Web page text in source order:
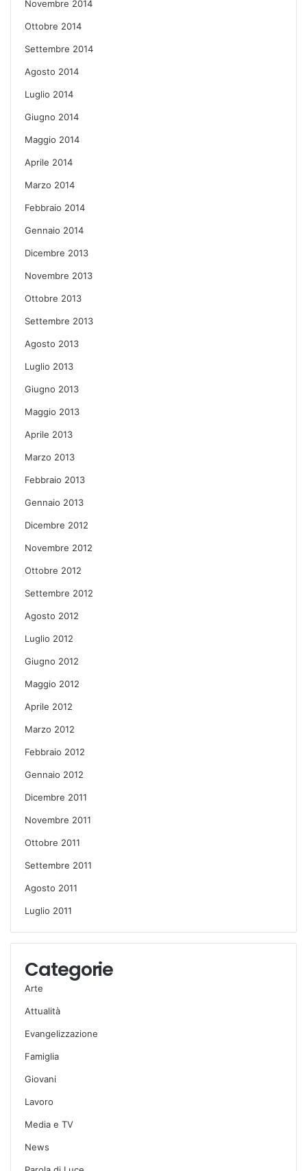
Novembre 2014
Ottobre 2014
Settembre 2014
Agosto 2014
Luglio 2014
Giugno 2014
Maggio 2014
Aprile 2014
Marzo 2014
Febbraio 2014
Gennaio 2014
Dicembre 2013
Novembre 2013
Ottobre 2013
Settembre 2013
Agosto 2013
Luglio 2013
Giugno 2013
Maggio 2013
Aprile 2013
Marzo 2013
Febbraio 2013
Gennaio 2013
Dicembre 2012
Novembre 2012
Ottobre 2012
Settembre 2012
Agosto 2012
Luglio 2012
Giugno 2012
Maggio 2012
Aprile 2012
Marzo 2012
Febbraio 2012
Gennaio 2012
Dicembre 2011
Novembre 2011
Ottobre 2011
Settembre 2011
Agosto 2011
Luglio 2011
Categorie
Arte
Attualità
Evangelizzazione
Famiglia
Giovani
Lavoro
Media e TV
News